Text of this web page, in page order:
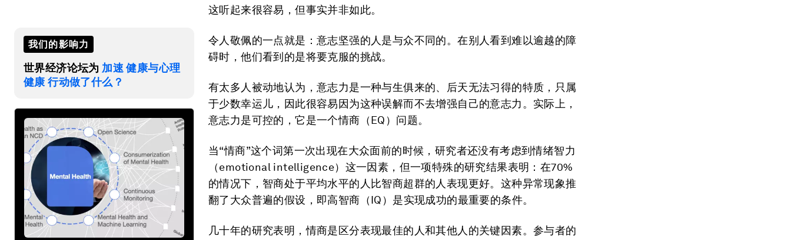
我们的影响力
世界经济论坛为 加速 健康与心理
健康 行动做了什么？
这听起来很容易，但事实并非如此。
令人敬佩的一点就是：意志坚强的人是与众不同的。在别人看到难以逾越的障
碍时，他们看到的是将要克服的挑战。
有太多人被动地认为，意志力是一种与生俱来的、后天无法习得的特质，只属
于少数幸运儿，因此很容易因为这种误解而不去增强自己的意志力。实际上，
意志力是可控的，它是一个情商（EQ）问题。
当“情商”这个词第一次出现在大众面前的时候，研究者还没有考虑到情绪智力
（emotional intelligence）这一因素，但一项特殊的研究结果表明：在70%
的情况下，智商处于平均水平的人比智商超群的人表现更好。这种异常现象推
翻了大众普遍的假设，即高智商（IQ）是实现成功的最重要的条件。
几十年的研究表明，情商是区分表现最佳的人和其他人的关键因素。参与者的